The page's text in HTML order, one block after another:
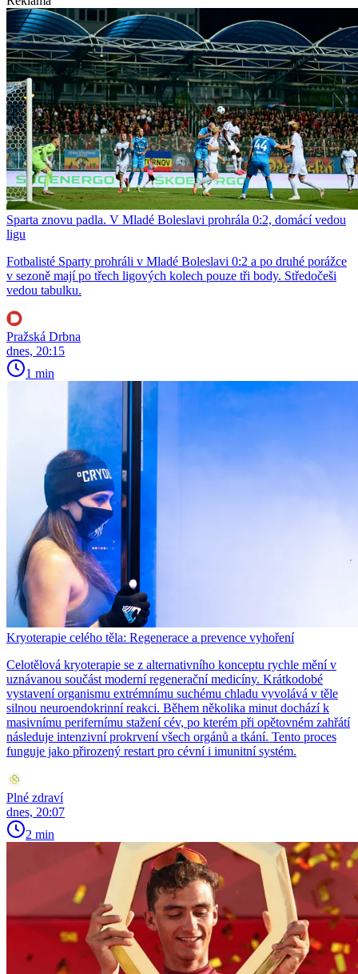
Sparta znovu padla. V Mladé Boleslavi prohrála 0:2, domácí vedou
ligu
Fotbalisté Sparty prohráli v Mladé Boleslavi 0:2 a po druhé porážce
v sezoně mají po třech ligových kolech pouze tři body. Středočeši
vedou tabulku.
Pražská Drbna
dnes, 20:15
1 min
Kryoterapie celého těla: Regenerace a prevence vyhoření
Celotělová kryoterapie se z alternativního konceptu rychle mění v
uznávanou součást moderní regenerační medicíny. Krátkodobé
vystavení organismu extrémnímu suchému chladu vyvolává v těle
silnou neuroendokrinní reakci. Během několika minut dochází k
masivnímu perifernímu stažení cév, po kterém při opětovném zahřátí
následuje intenzivní prokrvení všech orgánů a tkání. Tento proces
funguje jako přirozený restart pro cévní i imunitní systém.
Plné zdraví
dnes, 20:07
2 min